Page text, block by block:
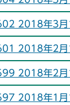
2018年3月
2018年2
2018年2月
2018年1